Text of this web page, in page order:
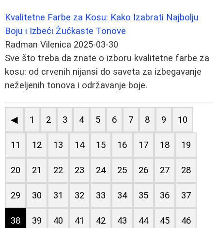
Kvalitetne Farbe za Kosu: Kako Izabrati Najbolju
Boju i Izbeći Žućkaste Tonove
Radman Vilenica 2025-03-30
Sve što treba da znate o izboru kvalitetne farbe za
kosu: od crvenih nijansi do saveta za izbegavanje
neželjenih tonova i održavanje boje.
◀ 1 2 3 4 5 6 7 8 9 10
11 12 13 14 15 16 17 18 19
20 21 22 23 24 25 26 27 28
29 30 31 32 33 34 35 36 37
38 39 40 41 42 43 44 45 46